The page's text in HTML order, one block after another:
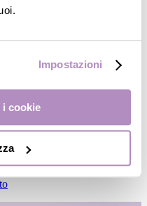
Impostazioni
cookie